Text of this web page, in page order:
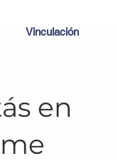
en
Vinculación